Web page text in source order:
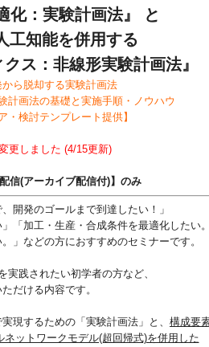
化：実験計画法』 と
工知能を併用する
ス：非線形実験計画法』
ら脱却する実験計画法
計画法の基礎と実施手順・ノウハウ
・検討テンプレート提供】
更しました (4/15更新)
信(アーカイブ配信付)】のみ
開発のゴールまで到達したい！」
「加工・生産・合成条件を最適化したい。
」などの方におすすめのセミナーです。
実践されたい初学者の方など、
だける内容です。
現するための「実験計画法」と、 構成要
ットワークモデル(超回帰式)を併用した